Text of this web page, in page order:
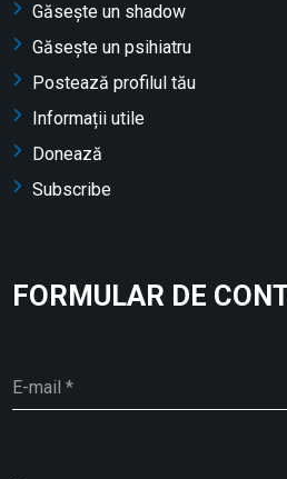
Găsește un shadow
Găsește un psihiatru
Postează profilul tău
Informații utile
Donează
Subscribe
FORMULAR DE